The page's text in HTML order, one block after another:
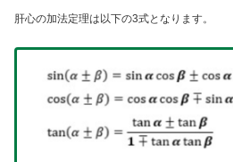
肝心の加法定理は以下の3式となります。